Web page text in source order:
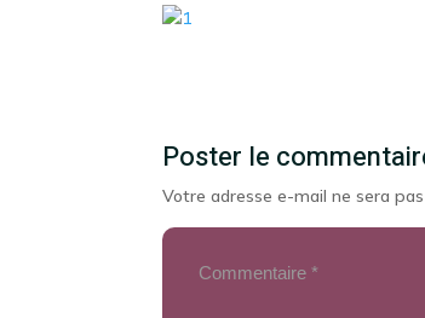
Poster le
Votre adresse e-mail ne sera